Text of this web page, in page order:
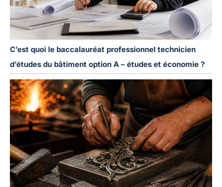
C’est quoi le baccalauréat professionnel technicien
d’études du bâtiment option A – études et économie ?